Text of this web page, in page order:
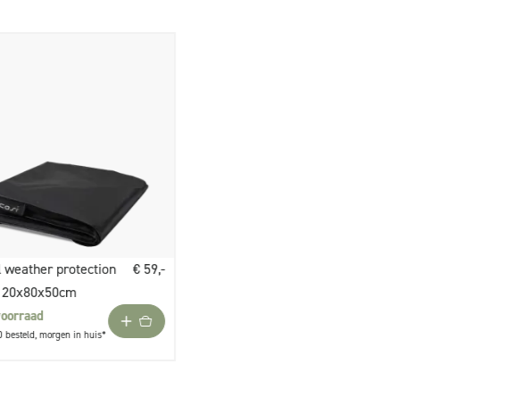
weather protection
€ 59,-
besteld, morgen in huis*